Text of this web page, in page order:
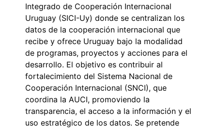
Integrado de Cooperación Internacional
Uruguay (SICI-Uy) donde se centralizan los
datos de la cooperación internacional que
recibe y ofrece Uruguay bajo la modalidad
de programas, proyectos y acciones para el
desarrollo. El objetivo es contribuir al
fortalecimiento del Sistema Nacional de
Cooperación Internacional (SNCI), que
coordina la AUCI, promoviendo la
transparencia, el acceso a la información y el
uso estratégico de los datos. Se pretende